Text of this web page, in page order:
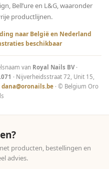
Bell’ure en L&G, waaronder
productlijnen.
naar België en Nederland
beschikbaar
van Royal Nails BV·
· Nijverheidsstraat 72, Unit 15,
dana@oronails.be· © Belgium Oro
producten, bestellingen en
advies.